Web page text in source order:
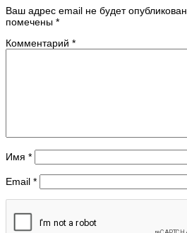
Ваш адрес email не будет опубликован.
помечены *
Комментарий *
Имя *
Email *